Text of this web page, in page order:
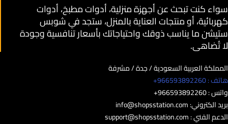
سواء كنت تبحث عن أجهزة منزلية، أدوات مطبخ، أدوات
كهربائية، أو منتجات العناية بالمنزل، ستجد في شوبس
ستيشن ما يناسب ذوقك واحتياجاتك بأسعار تنافسية وجودة
لا تُضاهى.
المملكة العربية السعودية / جدة / مشرفة
هاتف : 966593892260+
واتس : 966593892260+
بريد الكتروني:info@shopsstation.com
الدعم الفني :support@shopsstation.com